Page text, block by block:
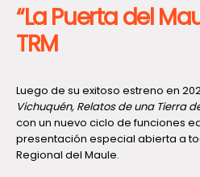
“La Puerta del
TRM
Luego de su exitoso estreno en
Vichuquén, Relatos de una Tierra
con un nuevo ciclo de funciones
presentación especial abierta a
Regional del Maule.